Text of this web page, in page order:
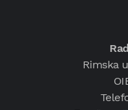
Rimska